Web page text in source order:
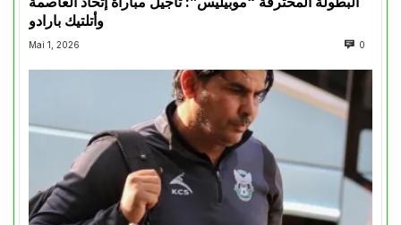
وأتلتيك بارادو
Mai 1, 2026 0